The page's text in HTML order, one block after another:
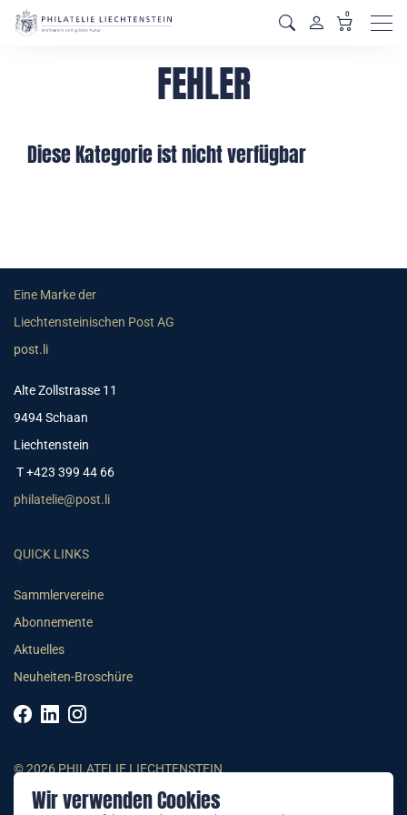
Wir verwenden Cookies
0
FEHLER
Diese Kategorie ist nicht verfügbar
Eine Marke der
Liechtensteinischen Post AG
post.li
Alte Zollstrasse 11
9494 Schaan
Liechtenstein
T +423 399 44 66
philatelie@post.li
QUICK LINKS
Sammlervereine
Abonnemente
Aktuelles
Neuheiten-Broschüre
© 2026 PHILATELIE LIECHTENSTEIN
AGB